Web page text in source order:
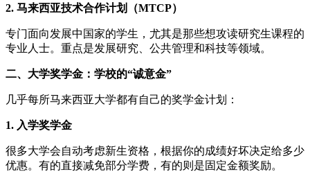
2. 马来西亚技术合作计划（MTCP）
专门面向发展中国家的学生，尤其是那些想攻读研究生课程的
专业人士。重点是发展研究、公共管理和科技等领域。
二、大学奖学金：学校的“诚意金”
几乎每所马来西亚大学都有自己的奖学金计划：
1. 入学奖学金
很多大学会自动考虑新生资格，根据你的成绩好坏决定给多少
优惠。有的直接减免部分学费，有的则是固定金额奖励。